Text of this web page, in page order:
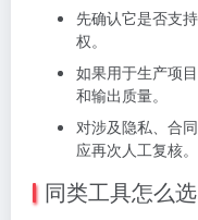
先确认它是否支
权。
如果用于生产项
和输出质量。
对涉及隐私、合
应再次人工复核。
同类工具怎么选